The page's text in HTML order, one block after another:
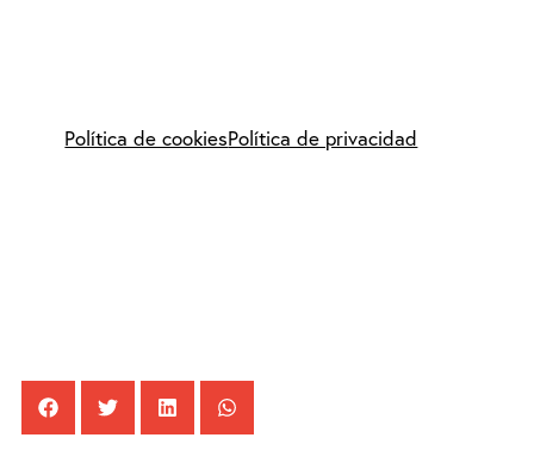
Política de cookiesPolítica de privacidad